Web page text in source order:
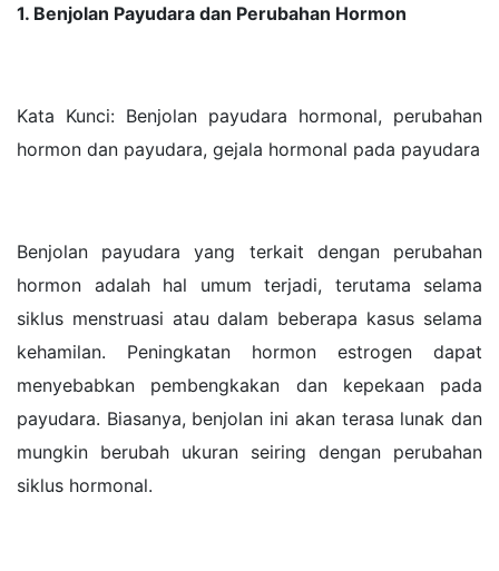
1. Benjolan Payudara dan Perubahan Hormon
Kata Kunci: Benjolan payudara hormonal, perubahan
hormon dan payudara, gejala hormonal pada payudara
Benjolan payudara yang terkait dengan perubahan
hormon adalah hal umum terjadi, terutama selama
siklus menstruasi atau dalam beberapa kasus selama
kehamilan. Peningkatan hormon estrogen dapat
menyebabkan pembengkakan dan kepekaan pada
payudara. Biasanya, benjolan ini akan terasa lunak dan
mungkin berubah ukuran seiring dengan perubahan
siklus hormonal.